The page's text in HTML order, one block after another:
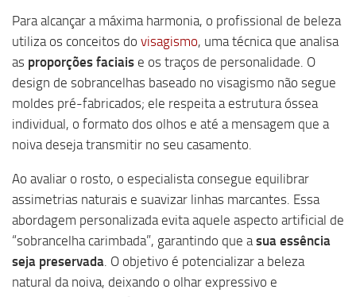
Para alcançar a máxima harmonia, o profissional de beleza
utiliza os conceitos do visagismo, uma técnica que analisa
as proporções faciais e os traços de personalidade. O
design de sobrancelhas baseado no visagismo não segue
moldes pré-fabricados; ele respeita a estrutura óssea
individual, o formato dos olhos e até a mensagem que a
noiva deseja transmitir no seu casamento.
Ao avaliar o rosto, o especialista consegue equilibrar
assimetrias naturais e suavizar linhas marcantes. Essa
abordagem personalizada evita aquele aspecto artificial de
“sobrancelha carimbada”, garantindo que a sua essência
seja preservada . O objetivo é potencializar a beleza
natural da noiva, deixando o olhar expressivo e